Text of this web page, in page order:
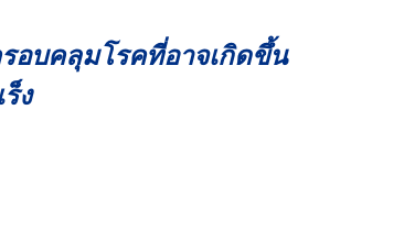
อบคลุมโรคที่อาจเกิดขึ้น
ง